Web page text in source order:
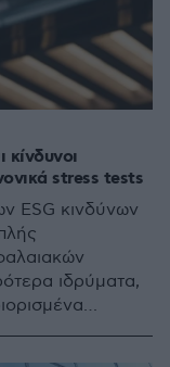
stress tests
ESG κινδύνων
ιδρύματα,